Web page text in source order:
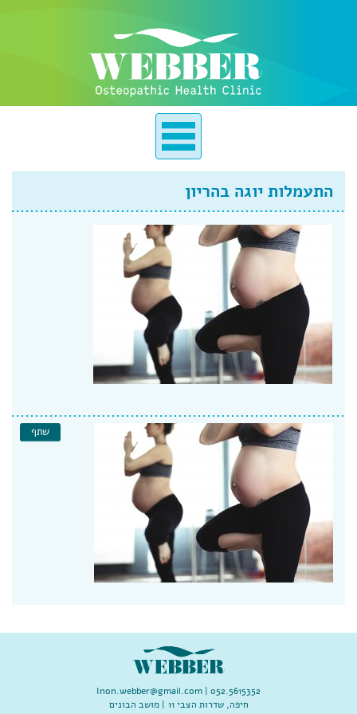
התעמלות יוגה בהריון
שתף
052.5615352 |
Inon.webber@gmail.com
חיפה, שדרות הצבי 11 | מושב הבונים